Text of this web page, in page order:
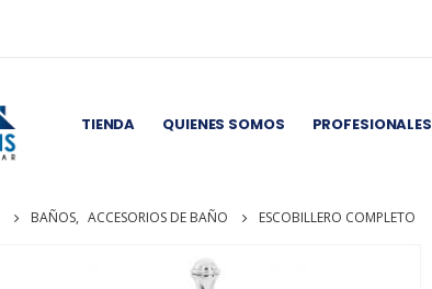
TIENDA QUIENES SOMOS PROFESIONALES
BAÑOS, ACCESORIOS DE BAÑO ESCOBILLERO COMPLETO